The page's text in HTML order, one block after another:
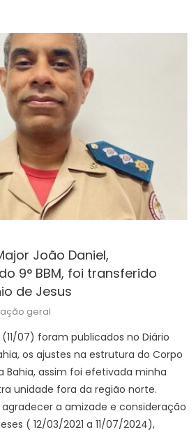
João Daniel,
9° BBM, foi transferido
de Jesus
geral
07) foram publicados no Diário
os ajustes na estrutura do Corpo
Bahia, assim foi efetivada minha
unidade fora da região norte.
a amizade e consideração
( 12/03/2021 a 11/07/2024),